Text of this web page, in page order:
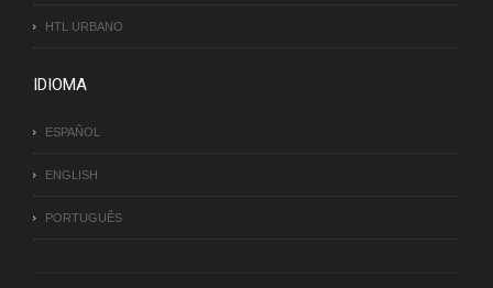
HTL URBANO
IDIOMA
ESPAÑOL
ENGLISH
PORTUGUÊS